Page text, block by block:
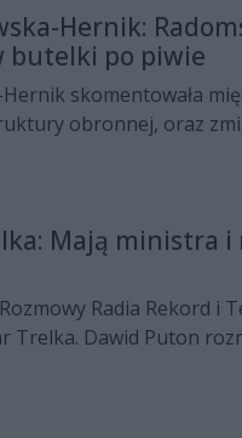
Hernik:
butelki po piwie
skomentowała
obronnej, oraz
Mają ministra i
Radia Rekord i
Trelka. Dawid Puton